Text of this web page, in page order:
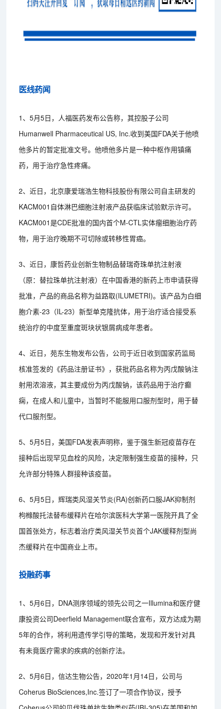
医线药闻
1、5月5日，人福医药发布公告称，其控股子公司
Humanwell Pharmaceutical US, Inc.收到美国FDA关于他喷
他多片的暂定批准文号。他喷他多片是一种中枢作用镇痛
药，用于治疗急性疼痛。
2、近日，北京康爱瑞浩生物科技股份有限公司自主研发的
KACM001自体淋巴细胞注射液产品获临床试验默示许可。
KACM001是CDE批准的国内首个M-CTL实体瘤细胞治疗药
物，用于治疗晚期不可切除或转移性胃癌。
3、近日，康哲药业创新生物制品替瑞奇珠单抗注射液
（原：替拉珠单抗注射液）在中国香港的新药上市申请获得
批准，产品的商品名称为益路取(ILUMETRI)。该产品为白细
胞介素-23（IL-23）新型单克隆抗体，用于治疗适合接受系
统治疗的中度至重度斑块状银屑病成年患者。
4、近日，苑东生物发布公告，公司于近日收到国家药监局
核准签发的《药品注册证书》，获批药品名称为丙戊酸钠注
射用浓溶液，其主要成份为丙戊酸钠，该药品用于治疗癫
痫，在成人和儿童中，当暂时不能服用口服剂型时，用于替
代口服剂型。
5、5月5日，美国FDA发表声明称，鉴于强生新冠疫苗存在
接种后出现罕见血栓的风险，决定限制强生疫苗的接种，只
允许部分特殊人群接种该疫苗。
6、5月5日，辉瑞类风湿关节炎(RA)创新药口服JAK抑制剂
枸橼酸托法替布缓释片在哈尔滨医科大学第一医院开具了全
国首张处方，标志着治疗类风湿关节炎首个JAK缓释剂型尚
杰缓释片在中国商业上市。
投融药事
1、5月6日，DNA测序领域的领先公司之一Illumina和医疗健
康投资公司Deerfield Management联合宣布，双方达成为期
5年的合作，将利用遗传学引导的策略，发现和开发针对具
有未竟医疗需求的疾病的创新疗法。
2、5月6日，信达生物公告，2020年1月14日，公司与
Coherus BioSciences,Inc.签订了一项合作协议，授予